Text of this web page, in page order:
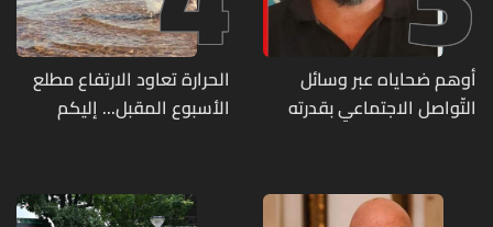
أوهم ضحاياه عبر وسائل
التّواصل الاجتماعي بقدرته
وقع ضحيّة أعماله؟
الحرارة تعاود الارتفاع مطلع
الأسبوع المقبل... إليكم